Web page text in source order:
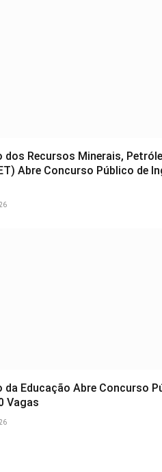
dos Recursos Minerais,
Abre Concurso Público de
da Educação Abre Concurso
Vagas